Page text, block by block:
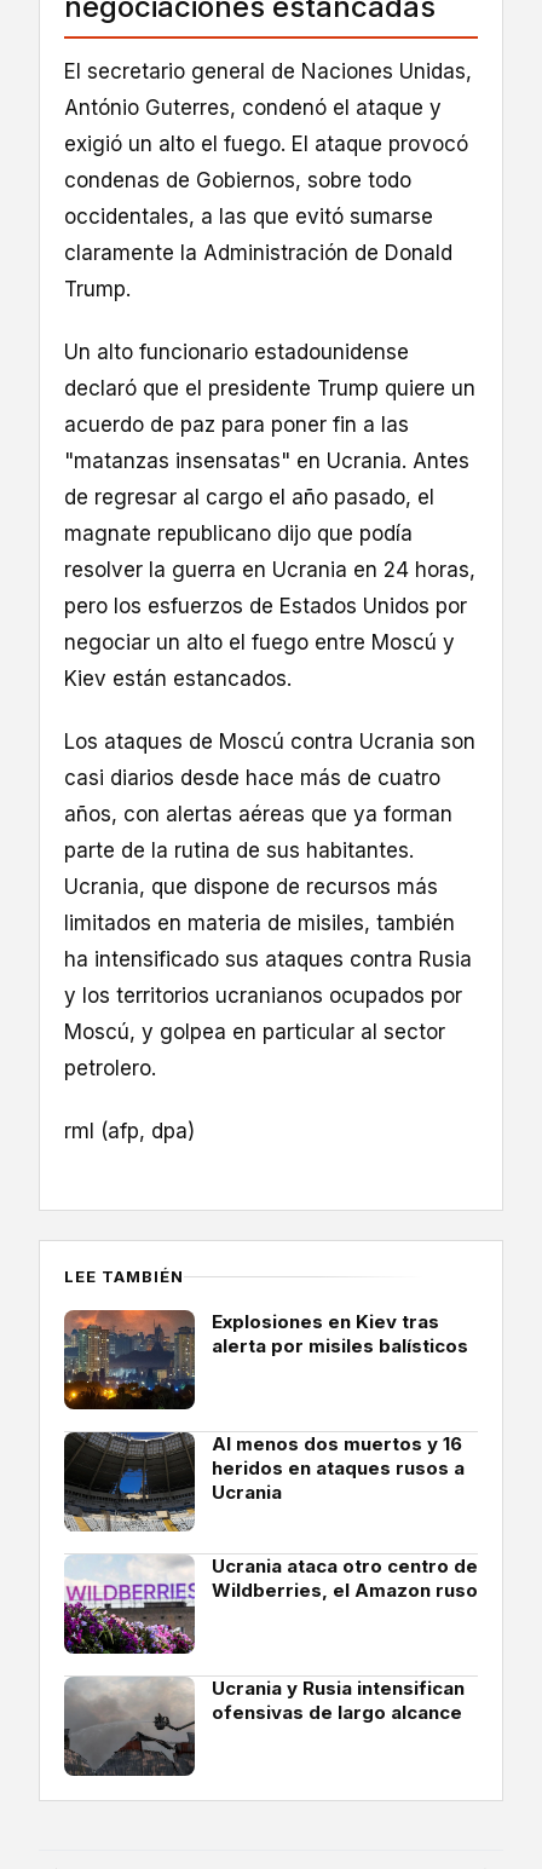
El secretario general de Naciones Unidas,
António Guterres, condenó el ataque y
exigió un alto el fuego. El ataque provocó
condenas de Gobiernos, sobre todo
occidentales, a las que evitó sumarse
claramente la Administración de Donald
Trump.
Un alto funcionario estadounidense
declaró que el presidente Trump quiere un
acuerdo de paz para poner fin a las
"matanzas insensatas" en Ucrania. Antes
de regresar al cargo el año pasado, el
magnate republicano dijo que podía
resolver la guerra en Ucrania en 24 horas,
pero los esfuerzos de Estados Unidos por
negociar un alto el fuego entre Moscú y
Kiev están estancados.
Los ataques de Moscú contra Ucrania son
casi diarios desde hace más de cuatro
años, con alertas aéreas que ya forman
parte de la rutina de sus habitantes.
Ucrania, que dispone de recursos más
limitados en materia de misiles, también
ha intensificado sus ataques contra Rusia
y los territorios ucranianos ocupados por
Moscú, y golpea en particular al sector
petrolero.
rml (afp, dpa)
LEE TAMBIÉN
Explosiones en Kiev tras
alerta por misiles balísticos
Al menos dos muertos y 16
heridos en ataques rusos a
Ucrania
Ucrania ataca otro centro de
Wildberries, el Amazon ruso
Ucrania y Rusia intensifican
ofensivas de largo alcance